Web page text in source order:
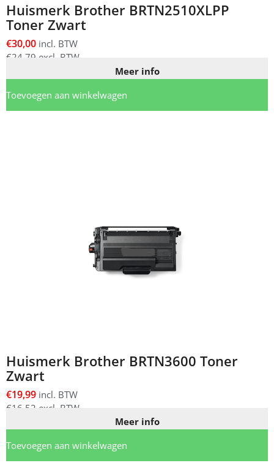
Huismerk Brother BRTN2510XLPP
Toner Zwart
€30,00 incl. BTW
€24,79 excl. BTW
Meer info
Toevoegen aan winkelwagen
Huismerk Brother BRTN3600 Toner
Zwart
€19,99 incl. BTW
€16,52 excl. BTW
Meer info
Toevoegen aan winkelwagen